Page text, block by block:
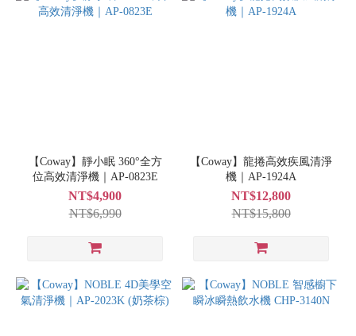
【Coway】靜小眠 360°全方
位高效清淨機｜AP-0823E
NT$4,900
NT$6,990
【Coway】龍捲高效疾風清淨
機｜AP-1924A
NT$12,800
NT$15,800